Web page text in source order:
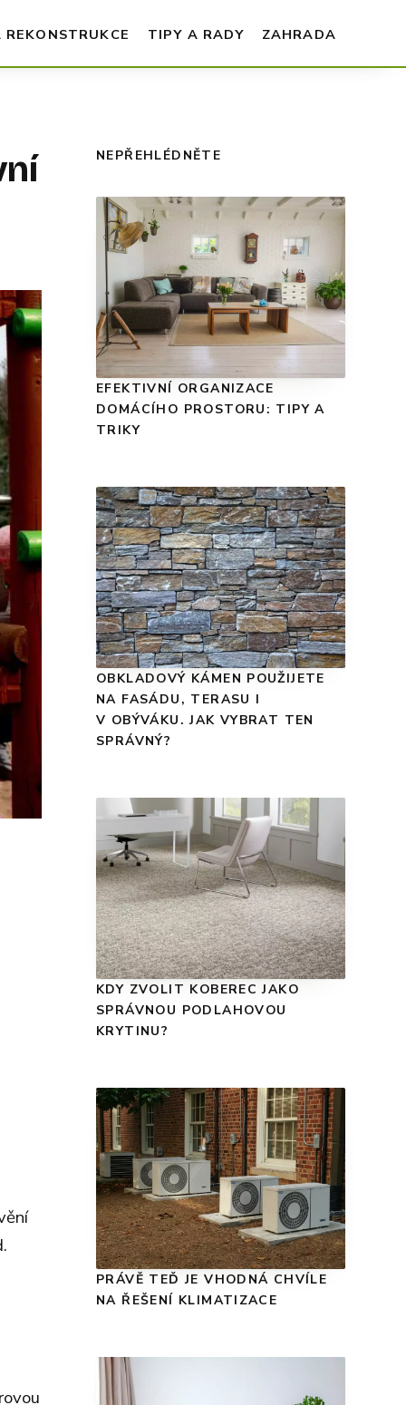
TIPY A RADY ZAHRADA
NEPŘEHLÉDNĚTE
EFEKTIVNÍ ORGANIZACE
DOMÁCÍHO PROSTORU: TIPY A
TRIKY
OBKLADOVÝ KÁMEN POUŽIJETE
NA FASÁDU, TERASU I
V OBÝVÁKU. JAK VYBRAT TEN
SPRÁVNÝ?
KDY ZVOLIT KOBEREC JAKO
SPRÁVNOU PODLAHOVOU
KRYTINU?
PRÁVĚ TEĎ JE VHODNÁ CHVÍLE
NA ŘEŠENÍ KLIMATIZACE